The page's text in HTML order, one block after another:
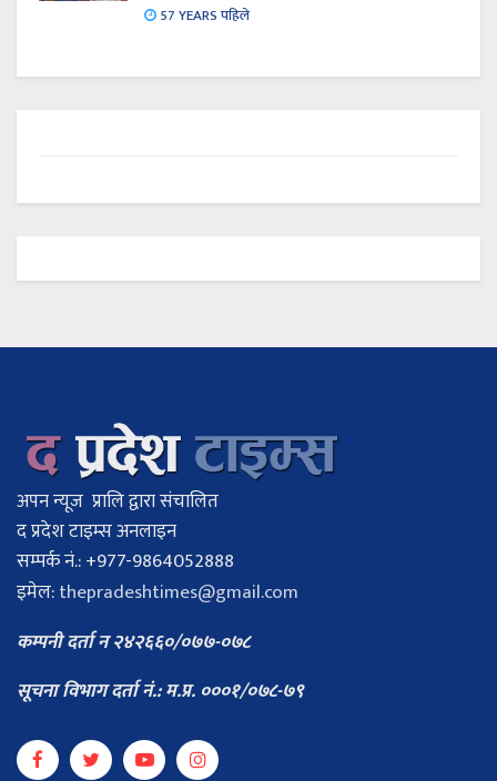
57 YEARS पहिले
अपन न्यूज प्रालि द्वारा संचालित
द प्रदेश टाइम्स अनलाइन
सम्पर्क नं.: +977-9864052888
इमेल:thepradeshtimes@gmail.com
कम्पनी दर्ता न २४२६६०/०७७-०७८
सूचना विभाग दर्ता नं.: म.प्र. ०००१/०७८-७९